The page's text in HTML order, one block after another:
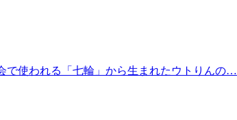
で使われる「七輪」から生まれたウトりんの…